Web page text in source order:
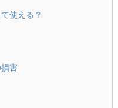
使える？
害